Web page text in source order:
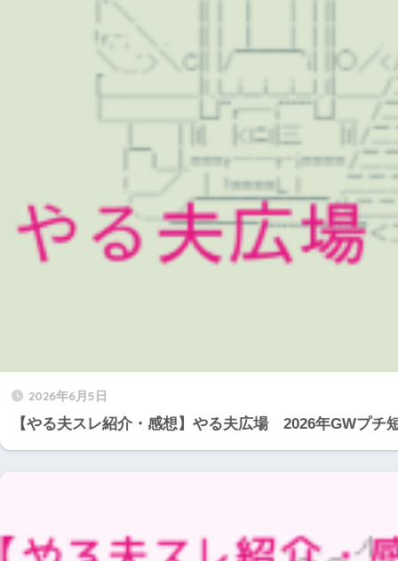
2026年6月5日
【やる夫スレ紹介・感想】やる夫広場 2026年GWプ